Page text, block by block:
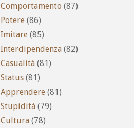
Comportamento (87)
Potere (86)
Imitare (85)
Interdipendenza (82)
Casualità (81)
Status (81)
Apprendere (81)
Stupidità (79)
Cultura (78)